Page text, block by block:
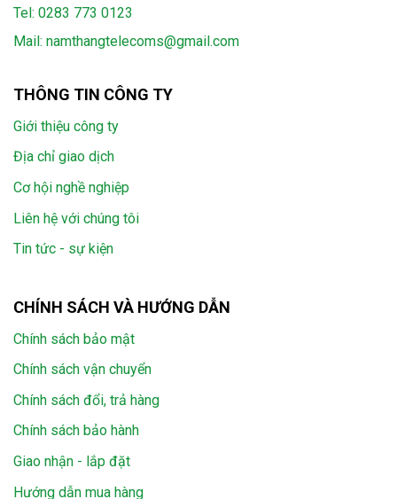
Tel: 0283 773 0123
Mail: namthangtelecoms@gmail.com
THÔNG TIN CÔNG TY
Giới thiệu công ty
Địa chỉ giao dịch
Cơ hội nghề nghiệp
Liên hệ với chúng tôi
Tin tức - sự kiện
CHÍNH SÁCH VÀ HƯỚNG DẪN
Chính sách bảo mật
Chính sách vận chuyển
Chính sách đổi, trả hàng
Chính sách bảo hành
Giao nhận - lắp đặt
Hướng dẫn mua hàng